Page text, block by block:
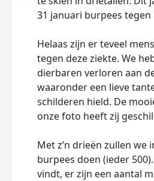
31 januari burpees
Helaas zijn er teveel
tegen deze ziekte. We
dierbaren verloren aan
waaronder een lieve
schilderen hield. De
onze foto heeft zij
Met z’n drieën zullen we
burpees doen (ieder
vindt, er zijn een aantal